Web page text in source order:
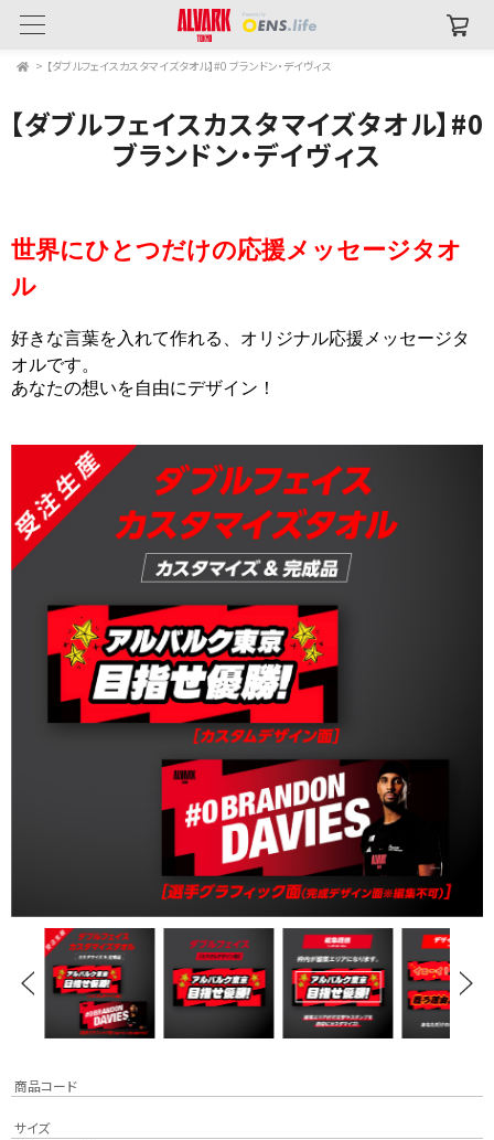
> 【ダブルフェイスカスタマイズタオル】#0 ブランドン・デイヴィス
【ダブルフェイスカスタマイズタオル】#0
ブランドン・デイヴィス
世界にひとつだけの応援メッセージタオ
ル
好きな言葉を入れて作れる、オリジナル応援メッセージタ
オルです。
あなたの想いを自由にデザイン！
商品コード
サイズ